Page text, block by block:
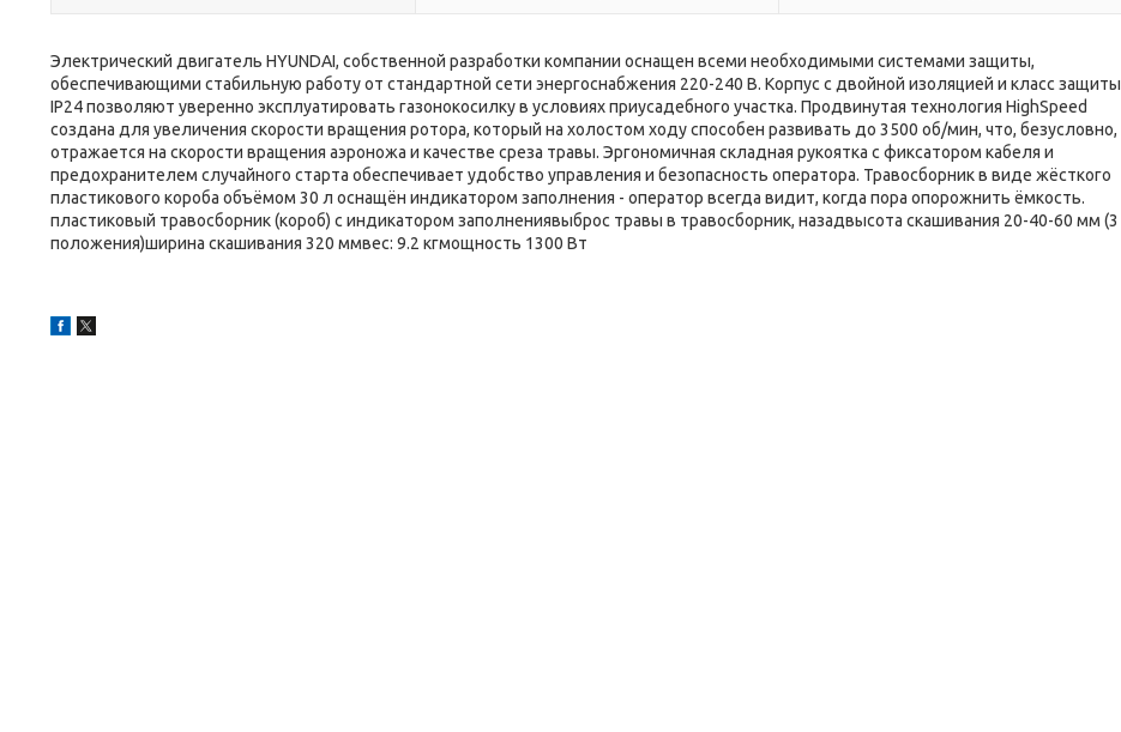
Электрический двигатель HYUNDAI, собственной разработки компании оснащен всеми необходимыми системами защиты,
обеспечивающими стабильную работу от стандартной сети энергоснабжения 220-240 В. Корпус с двойной изоляцией и класс защиты
IP24 позволяют уверенно эксплуатировать газонокосилку в условиях приусадебного участка. Продвинутая технология HighSpeed
создана для увеличения скорости вращения ротора, который на холостом ходу способен развивать до 3500 об/мин, что, безусловно,
отражается на скорости вращения аэроножа и качестве среза травы. Эргономичная складная рукоятка с фиксатором кабеля и
предохранителем случайного старта обеспечивает удобство управления и безопасность оператора. Травосборник в виде жёсткого
пластикового короба объёмом 30 л оснащён индикатором заполнения - оператор всегда видит, когда пора опорожнить ёмкость.
пластиковый травосборник (короб) с индикатором заполнениявыброс травы в травосборник, назадвысота скашивания 20-40-60 мм (3
положения)ширина скашивания 320 ммвес: 9.2 кгмощность 1300 Вт